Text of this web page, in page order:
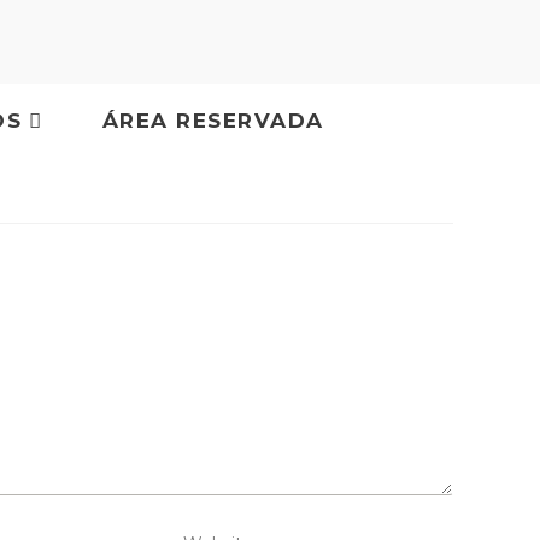
ÁREA RESERVADA